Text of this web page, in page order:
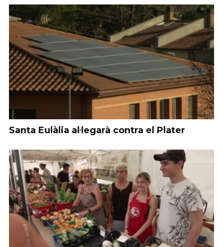
Santa Eulàlia al·legarà contra el Plater